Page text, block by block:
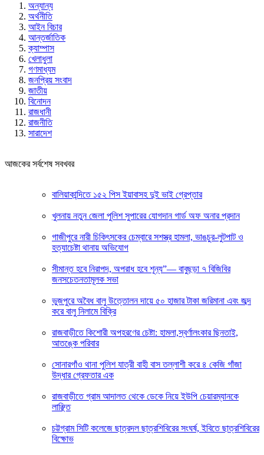
অন্যান্য
অর্থনীতি
আইন বিচার
আন্তর্জাতিক
ক্যাম্পাস
খেলাধুলা
গণমাধ্যম
জনপ্রিয় সংবাদ
জাতীয়
বিনোদন
রাজধানী
রাজনীতি
সারাদেশ
আজকের সর্বশেষ সবখবর
বালিয়াকান্দিতে ১৫২ পিস ইয়াবাসহ দুই ভাই গ্রেপ্তার
খুলনায় নতুন জেলা পুলিশ সুপারের যোগদান গার্ড অফ অনার প্রদান
গাজীপুরে নারী চিকিৎসকের চেম্বারে সশস্ত্র হামলা, ভাঙচুর-লুটপাট ও
হত্যাচেষ্টা থানায় অভিযোগ
সীমান্ত হবে নিরাপদ, অপরাধ হবে শূন্য”— বাবুছড়া ৭ বিজিবির
জনসচেতনতামূলক সভা
ভুজপুরে অবৈধ বালু উত্তোলন দায়ে ৫০ হাজার টাকা জরিমানা এবং জব্দ
করে বালু নিলামে বিক্রি
রাজবাড়ীতে কিশোরী অপহরণের চেষ্টা: হামলা,স্বর্ণালংকার ছিনতাই,
আতঙ্কে পরিবার
সোনারগাঁও থানা পুলিশ যাত্রী বাহী বাস তল্লাশী করে ৪ কেজি গাঁজা
উদ্ধার গ্রেফতার এক
রাজবাড়ীতে গ্রাম আদালত থেকে ডেকে নিয়ে ইউপি চেয়ারম্যানকে
লাঞ্ছিত
চট্টগ্রাম সিটি কলেজে ছাত্রদল ছাত্রশিবিরের সংঘর্ষ, ইবিতে ছাত্রশিবিরের
বিক্ষোভ